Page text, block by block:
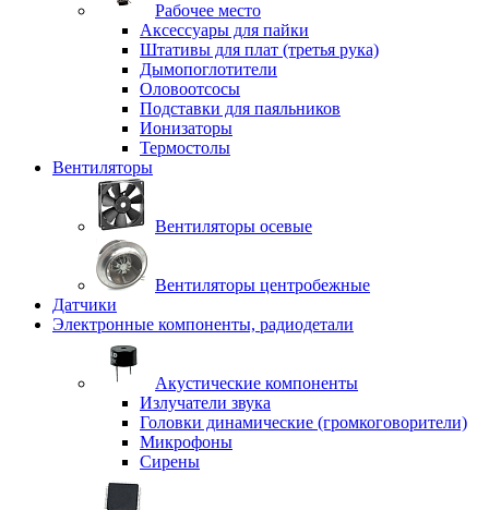
Рабочее место
Аксессуары для пайки
Штативы для плат (третья рука)
Дымопоглотители
Оловоотсосы
Подставки для паяльников
Ионизаторы
Термостолы
Вентиляторы
Вентиляторы осевые
Вентиляторы центробежные
Датчики
Электронные компоненты, радиодетали
Акустические компоненты
Излучатели звука
Головки динамические (громкоговорители)
Микрофоны
Сирены